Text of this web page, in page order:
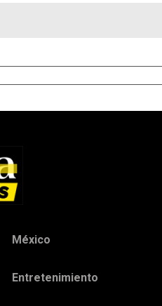
México
Entretenimiento